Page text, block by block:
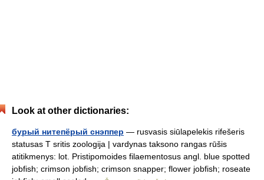
Look at other dictionaries:
бурый нитепёрый снэппер — rusvasis siūlapelekis rifešeris
statusas T sritis zoologija | vardynas taksono rangas rūšis
atitikmenys: lot. Pristipomoides filaementosus angl. blue spotted
jobfish; crimson jobfish; crimson snapper; flower jobfish; roseate